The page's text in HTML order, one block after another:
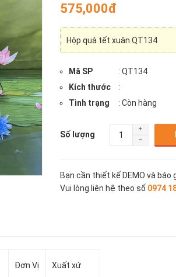
575,000đ
Hộp quà tết xuân QT134
Mã SP : QT134
Kích thước
:
Tình trạng
: Còn hàng
Số lượng
Bạn cần thiết kế DEMO và báo
Vui lòng liên hệ theo số 0974
Đơn Vị Xuất xứ